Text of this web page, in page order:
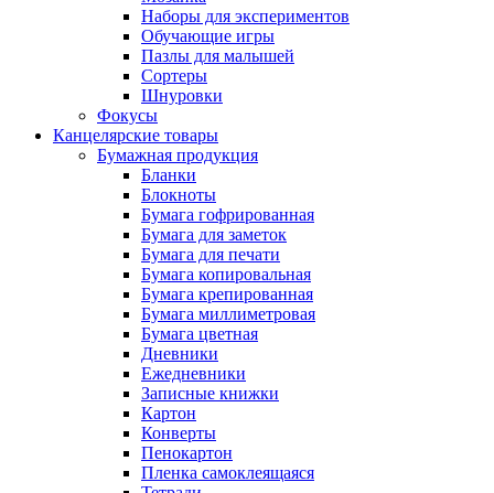
Наборы для экспериментов
Обучающие игры
Пазлы для малышей
Сортеры
Шнуровки
Фокусы
Канцелярские товары
Бумажная продукция
Бланки
Блокноты
Бумага гофрированная
Бумага для заметок
Бумага для печати
Бумага копировальная
Бумага крепированная
Бумага миллиметровая
Бумага цветная
Дневники
Ежедневники
Записные книжки
Картон
Конверты
Пенокартон
Пленка самоклеящаяся